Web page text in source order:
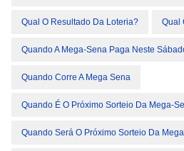
Qual O Resultado Da Loteria? Qual
Quando A Mega-Sena Paga Neste
Quando Corre A Mega Sena
Quando É O Próximo Sorteio Da Mega-
Quando Será O Próximo Sorteio Da